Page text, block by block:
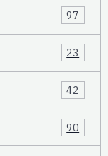
97
23
42
90